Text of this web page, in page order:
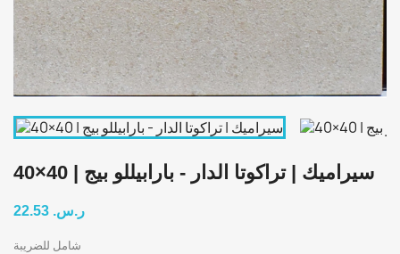
سيراميك | تراكوتا الدار - بارابيللو بيج | 40×40
22.53 ر.س.‏
شامل للضريبة